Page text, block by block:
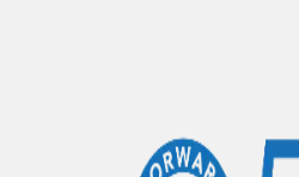
Accueil